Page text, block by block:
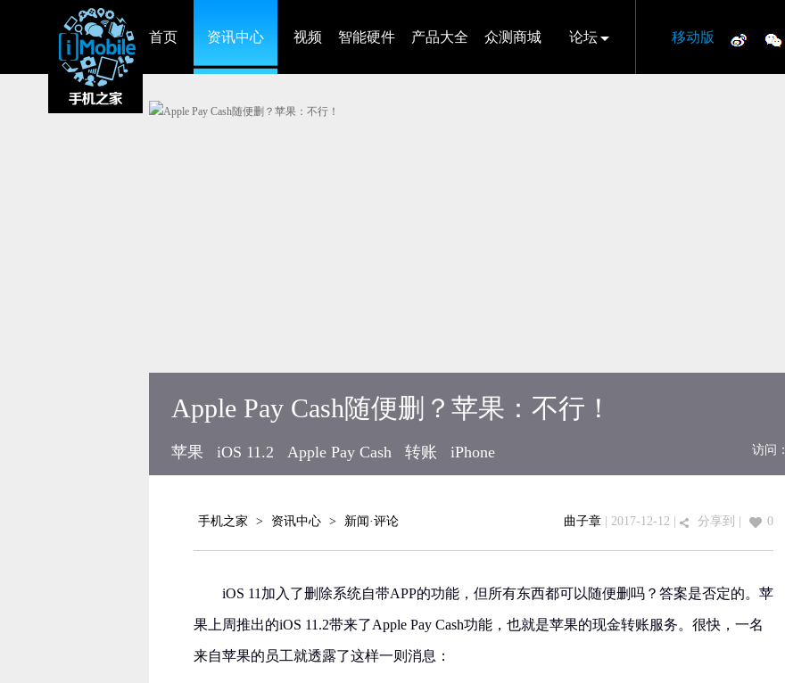
首页 资讯中心 视频 智能硬件 产品大全 众测商城 论坛 移动版
Apple Pay Cash随便删？苹果：不行！
苹果 iOS 11.2 Apple Pay Cash 转账 iPhone 访问：
手机之家 > 资讯中心 > 新闻·评论 曲子章 | 2017-12-12 | 分享到 0
iOS 11加入了删除系统自带APP的功能，但所有东西都可以随便删吗？答案是否定的。苹
果上周推出的iOS 11.2带来了Apple Pay Cash功能，也就是苹果的现金转账服务。很快，一名
来自苹果的员工就透露了这样一则消息：